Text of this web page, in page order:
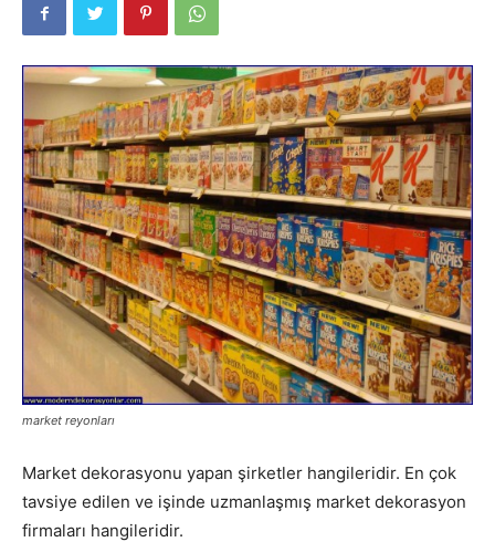
market reyonları
Market dekorasyonu yapan şirketler hangileridir. En çok
tavsiye edilen ve işinde uzmanlaşmış market dekorasyon
firmaları hangileridir.